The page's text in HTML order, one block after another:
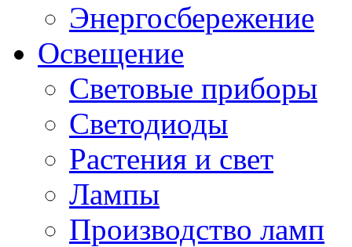
Энергосбережение
Освещение
Световые приборы
Светодиоды
Растения и свет
Лампы
Производство ламп